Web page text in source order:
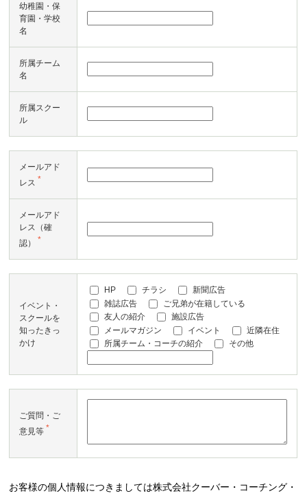
幼稚園・保
育園・学校
名
所属チーム
名
所属スクー
ル
メールアド
レス *
メールアド
レス（確
認） *
イベント・
スクールを
知ったきっ
かけ
HP チラシ
新聞広告
雑誌広告
ご兄弟が在籍している
友人の紹介
施設広告
メールマガジン
イベント
近隣在住
所属チーム・コーチの紹介
その他
ご質問・ご
意見等 *
お客様の個人情報につきましては株式会社クーバー・コーチング・